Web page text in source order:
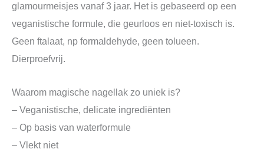
glamourmeisjes vanaf 3 jaar. Het is gebaseerd op een
veganistische formule, die geurloos en niet-toxisch is.
Geen ftalaat, np formaldehyde, geen tolueen.
Dierproefvrij.
Waarom magische nagellak zo uniek is?
– Veganistische, delicate ingrediënten
– Op basis van waterformule
– Vlekt niet